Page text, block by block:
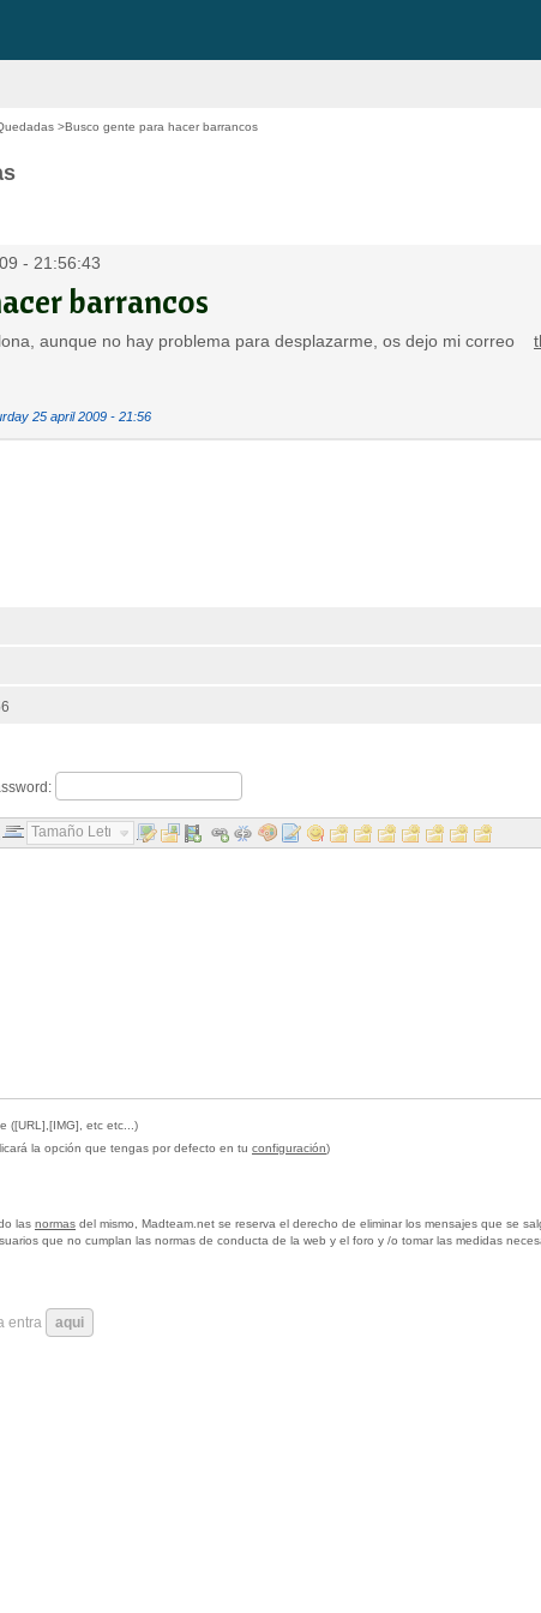
>Busco gente para hacer barrancos
- 21:56:43
barrancos
aunque no hay problema para desplazarme, os dejo mi correo
25 april 2009 - 21:56
Tamaño Letra...
([URL],[IMG], etc etc...)
la opción que tengas por defecto en tu configuración)
las normas del mismo, Madteam.net se reserva el derecho de eliminar los mensajes que se
que no cumplan las normas de conducta de la web y el foro y /o tomar las medidas
entra aqui